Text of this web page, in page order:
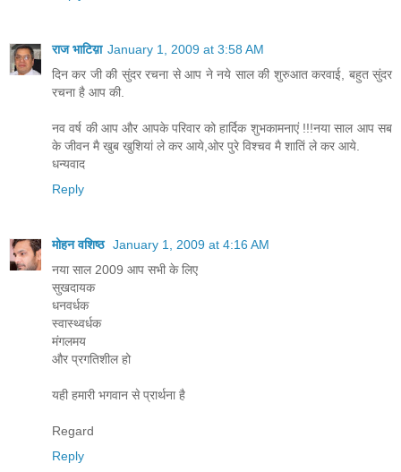
राज भाटिय़ा January 1, 2009 at 3:58 AM
दिन कर जी की सुंदर रचना से आप ने नये साल की शुरुआत करवाई, बहुत सुंदर
रचना है आप की.
नव वर्ष की आप और आपके परिवार को हार्दिक शुभकामनाएं !!!नया साल आप सब
के जीवन मै खुब खुशियां ले कर आये,ओर पुरे विश्चव मै शातिं ले कर आये.
धन्यवाद
Reply
मोहन वशिष्‍ठ January 1, 2009 at 4:16 AM
नया साल 2009 आप सभी के लिए
सुखदायक
धनवर्धक
स्‍वास्‍थ्‍वर्धक
मंगलमय
और प्रगतिशील हो
यही हमारी भगवान से प्रार्थना है
Regard
Reply